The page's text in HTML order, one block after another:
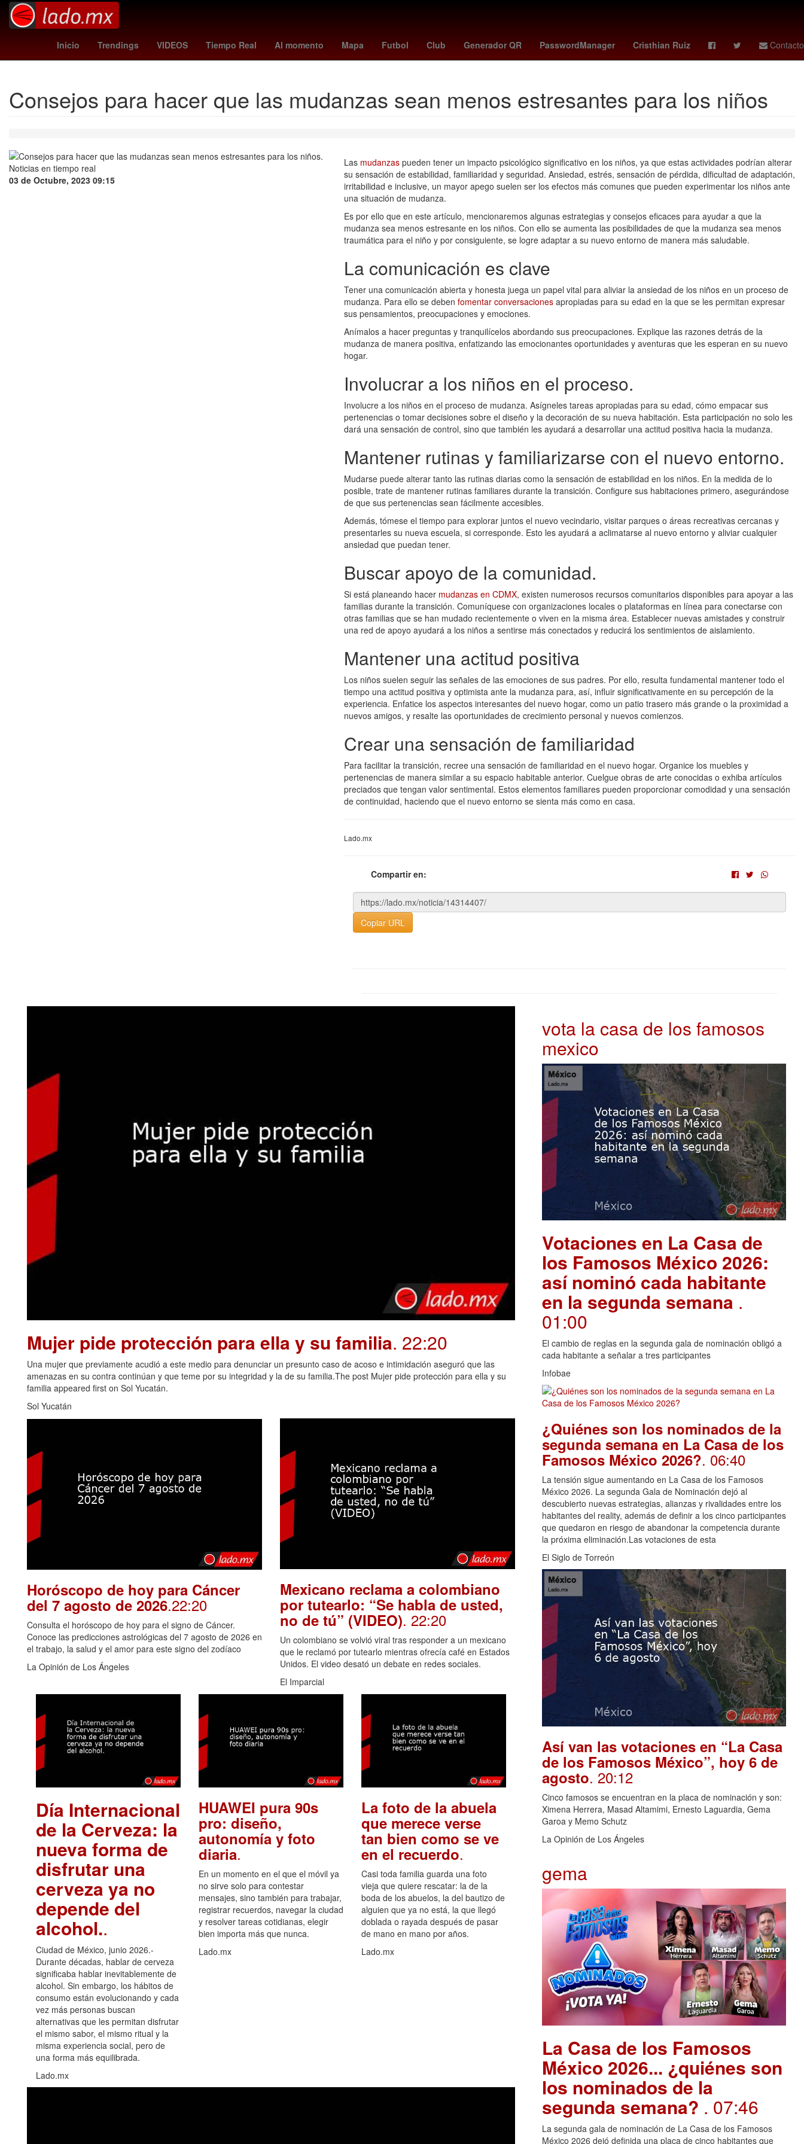
Inicio Trendings VIDEOS Tiempo Real Al momento Mapa Futbol Club Generador QR PasswordManager Cristhian Ruiz Contacto
Monterrey Metal Fest millonarios - cúcuta rangers - reds munetaka murakami celtics - raptors UEFA Europa League osasuna misa domingo de pascua Lewis Hamilton raptors - celtics
Consejos para hacer que las mudanzas sean menos estresantes para los niños
03 de Octubre, 2023 09:15
Las mudanzas pueden tener un impacto psicológico significativo en los niños, ya que estas actividades podrían alterar
su sensación de estabilidad, familiaridad y seguridad. Ansiedad, estrés, sensación de pérdida, dificultad de adaptación,
irritabilidad e inclusive, un mayor apego suelen ser los efectos más comunes que pueden experimentar los niños ante
una situación de mudanza.
Es por ello que en este artículo, mencionaremos algunas estrategias y consejos eficaces para ayudar a que la
mudanza sea menos estresante en los niños. Con ello se aumenta las posibilidades de que la mudanza sea menos
traumática para el niño y por consiguiente, se logre adaptar a su nuevo entorno de manera más saludable.
La comunicación es clave
Tener una comunicación abierta y honesta juega un papel vital para aliviar la ansiedad de los niños en un proceso de
mudanza. Para ello se deben fomentar conversaciones apropiadas para su edad en la que se les permitan expresar
sus pensamientos, preocupaciones y emociones.
Anímalos a hacer preguntas y tranquilícelos abordando sus preocupaciones. Explique las razones detrás de la
mudanza de manera positiva, enfatizando las emocionantes oportunidades y aventuras que les esperan en su nuevo
hogar.
Involucrar a los niños en el proceso.
Involucre a los niños en el proceso de mudanza. Asígneles tareas apropiadas para su edad, cómo empacar sus
pertenencias o tomar decisiones sobre el diseño y la decoración de su nueva habitación. Esta participación no solo les
dará una sensación de control, sino que también les ayudará a desarrollar una actitud positiva hacia la mudanza.
Mantener rutinas y familiarizarse con el nuevo entorno.
Mudarse puede alterar tanto las rutinas diarias como la sensación de estabilidad en los niños. En la medida de lo
posible, trate de mantener rutinas familiares durante la transición. Configure sus habitaciones primero, asegurándose
de que sus pertenencias sean fácilmente accesibles.
Además, tómese el tiempo para explorar juntos el nuevo vecindario, visitar parques o áreas recreativas cercanas y
presentarles su nueva escuela, si corresponde. Esto les ayudará a aclimatarse al nuevo entorno y aliviar cualquier
ansiedad que puedan tener.
Buscar apoyo de la comunidad.
Si está planeando hacer mudanzas en CDMX, existen numerosos recursos comunitarios disponibles para apoyar a las
familias durante la transición. Comuníquese con organizaciones locales o plataformas en línea para conectarse con
otras familias que se han mudado recientemente o viven en la misma área. Establecer nuevas amistades y construir
una red de apoyo ayudará a los niños a sentirse más conectados y reducirá los sentimientos de aislamiento.
Mantener una actitud positiva
Los niños suelen seguir las señales de las emociones de sus padres. Por ello, resulta fundamental mantener todo el
tiempo una actitud positiva y optimista ante la mudanza para, así, influir significativamente en su percepción de la
experiencia. Enfatice los aspectos interesantes del nuevo hogar, como un patio trasero más grande o la proximidad a
nuevos amigos, y resalte las oportunidades de crecimiento personal y nuevos comienzos.
Crear una sensación de familiaridad
Para facilitar la transición, recree una sensación de familiaridad en el nuevo hogar. Organice los muebles y
pertenencias de manera similar a su espacio habitable anterior. Cuelgue obras de arte conocidas o exhiba artículos
preciados que tengan valor sentimental. Estos elementos familiares pueden proporcionar comodidad y una sensación
de continuidad, haciendo que el nuevo entorno se sienta más como en casa.
Lado.mx
Compartir en:
Copiar URL
Mujer pide protección para ella y su familia. 22:20
Una mujer que previamente acudió a este medio para denunciar un presunto caso de acoso e intimidación aseguró que las
amenazas en su contra continúan y que teme por su integridad y la de su familia.The post Mujer pide protección para ella y su
familia appeared first on Sol Yucatán.
Sol Yucatán
Horóscopo de hoy para Cáncer
del 7 agosto de 2026.22:20
Consulta el horóscopo de hoy para el signo de Cáncer.
Conoce las predicciones astrológicas del 7 agosto de 2026 en
el trabajo, la salud y el amor para este signo del zodíaco
La Opinión de Los Ángeles
Mexicano reclama a colombiano
por tutearlo: “Se habla de usted,
no de tú” (VIDEO). 22:20
Un colombiano se volvió viral tras responder a un mexicano
que le reclamó por tutearlo mientras ofrecía café en Estados
Unidos. El video desató un debate en redes sociales.
El Imparcial
Día Internacional
de la Cerveza: la
nueva forma de
disfrutar una
cerveza ya no
depende del
alcohol..
Ciudad de México, junio 2026.-
Durante décadas, hablar de cerveza
significaba hablar inevitablemente de
alcohol. Sin embargo, los hábitos de
consumo están evolucionando y cada
vez más personas buscan
alternativas que les permitan disfrutar
el mismo sabor, el mismo ritual y la
misma experiencia social, pero de
una forma más equilibrada.
Lado.mx
HUAWEI pura 90s
pro: diseño,
autonomía y foto
diaria.
En un momento en el que el móvil ya
no sirve solo para contestar
mensajes, sino también para trabajar,
registrar recuerdos, navegar la ciudad
y resolver tareas cotidianas, elegir
bien importa más que nunca.
Lado.mx
La foto de la abuela
que merece verse
tan bien como se ve
en el recuerdo.
Casi toda familia guarda una foto
vieja que quiere rescatar: la de la
boda de los abuelos, la del bautizo de
alguien que ya no está, la que llegó
doblada o rayada después de pasar
de mano en mano por años.
Lado.mx
vota la casa de los famosos
mexico
Votaciones en La Casa de
los Famosos México 2026:
así nominó cada habitante
en la segunda semana .
01:00
El cambio de reglas en la segunda gala de nominación obligó a
cada habitante a señalar a tres participantes
Infobae
¿Quiénes son los nominados de la
segunda semana en La Casa de los
Famosos México 2026?. 06:40
La tensión sigue aumentando en La Casa de los Famosos
México 2026. La segunda Gala de Nominación dejó al
descubierto nuevas estrategias, alianzas y rivalidades entre los
habitantes del reality, además de definir a los cinco participantes
que quedaron en riesgo de abandonar la competencia durante
la próxima eliminación.Las votaciones de esta
El Siglo de Torreón
Así van las votaciones en “La Casa
de los Famosos México”, hoy 6 de
agosto. 20:12
Cinco famosos se encuentran en la placa de nominación y son:
Ximena Herrera, Masad Altamimi, Ernesto Laguardia, Gema
Garoa y Memo Schutz
La Opinión de Los Ángeles
gema
La Casa de los Famosos
México 2026... ¿quiénes son
los nominados de la
segunda semana? . 07:46
La segunda gala de nominación de La Casa de los Famosos
México 2026 dejó definida una placa de cinco habitantes que